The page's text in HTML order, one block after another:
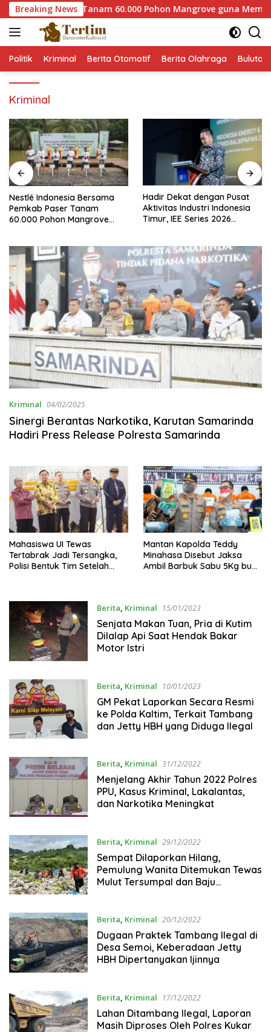
Langsung
ke
konten
Breaking News
Paser Tanam 60.000 Pohon Mangrove guna Memperkuat
Politik Kriminal Berita Otomotif Berita Olahraga
Kriminal
Hadir Dekat dengan Pusat
Aktivitas Industri Indonesia
Timur, IEE Series 2026
Keselamatan Kerja Semakin
Dipandang Sebagai
InvestasiStrategis Industri
Kriminal 04/02/2025
Sinergi Berantas Narkotika, Karutan Samarinda
Hadiri Press Release Polresta Samarinda
Mahasiswa UI Tewas
Tertabrak Jadi Tersangka,
Polisi Bentuk Tim Setelah
Mantan Kapolda Teddy
Minahasa Disebut Jaksa
Ambil Barbuk Sabu 5Kg buat
Berita, Kriminal 15/01/2023
Senjata Makan Tuan, Pria di Kutim
Dilalap Api Saat Hendak Bakar
Motor Istri
Berita, Kriminal 10/01/2023
GM Pekat Laporkan Secara Resmi
ke Polda Kaltim, Terkait Tambang
dan Jetty HBH yang Diduga Ilegal
Berita, Kriminal 31/12/2022
Menjelang Akhir Tahun 2022 Polres
PPU, Kasus Kriminal, Lakalantas,
dan Narkotika Meningkat
Berita, Kriminal 29/12/2022
Sempat Dilaporkan Hilang,
Pemulung Wanita Ditemukan Tewas
Mulut Tersumpal dan Baju
Berita, Kriminal 20/12/2022
Dugaan Praktek Tambang Ilegal di
Desa Semoi, Keberadaan Jetty
HBH Dipertanyakan Ijinnya
Berita, Kriminal 17/12/2022
Lahan Ditambang Ilegal, Laporan
Masih Diproses Oleh Polres Kukar